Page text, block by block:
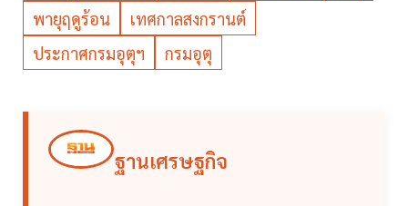
พายุฤดูร้อน
เทศกาลสงกรานต์
ประกาศกรมอุตุฯ
กรมอุตุ
ฐานเศรษฐกิจ